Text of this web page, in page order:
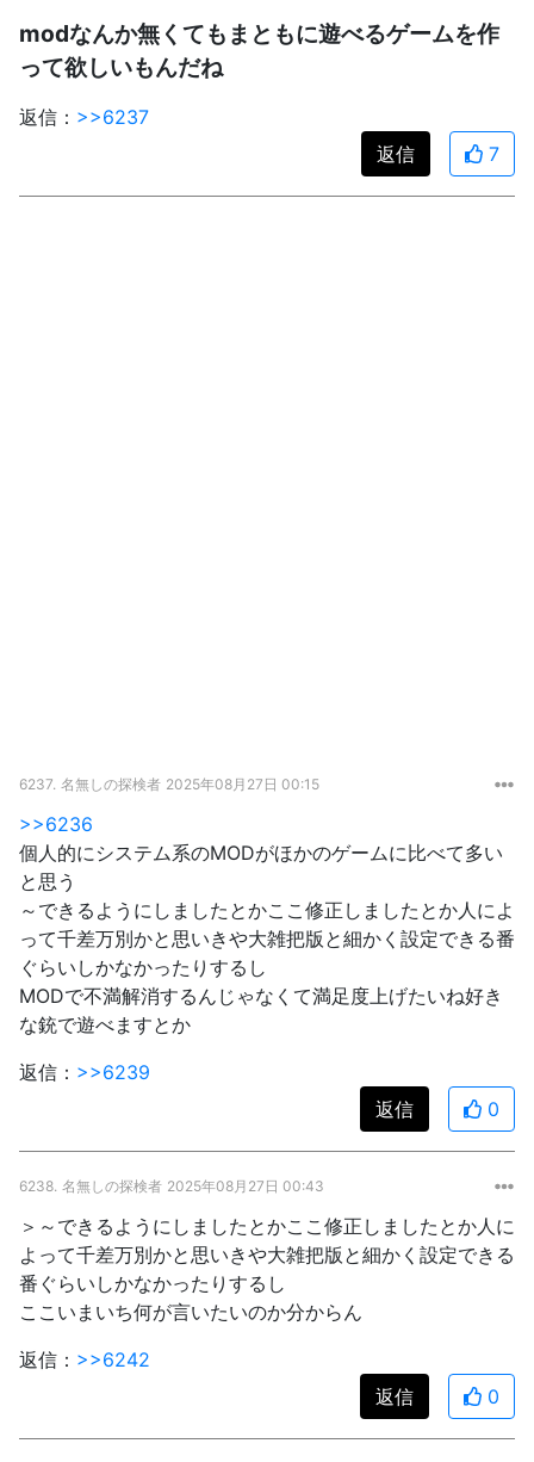
modなんか無くてもまともに遊べるゲームを作
って欲しいもんだね
返信： >>6237
返信
7
6237. 名無しの探検者 2025年08月27日 00:15
>>6236
個人的にシステム系のMODがほかのゲームに比べて多い
と思う
～できるようにしましたとかここ修正しましたとか人によ
って千差万別かと思いきや大雑把版と細かく設定できる番
ぐらいしかなかったりするし
MODで不満解消するんじゃなくて満足度上げたいね好き
な銃で遊べますとか
返信： >>6239
返信
0
6238. 名無しの探検者 2025年08月27日 00:43
＞～できるようにしましたとかここ修正しましたとか人に
よって千差万別かと思いきや大雑把版と細かく設定できる
番ぐらいしかなかったりするし
ここいまいち何が言いたいのか分からん
返信： >>6242
返信
0